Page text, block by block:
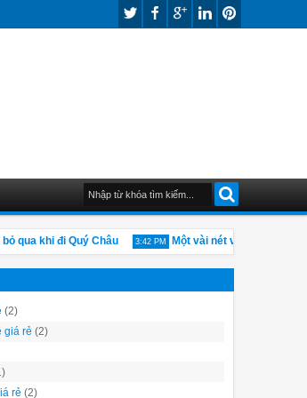
khi đi Quý Châu 3:42 PM Một vài nét về nền kinh tế của
(2)
giá rẻ (2)
rẻ (2)